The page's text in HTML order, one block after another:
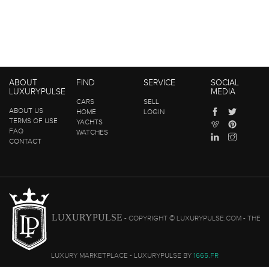
ABOUT
LUXURYPULSE
ABOUT US
TERMS OF USE
FAQ
CONTACT
FIND
CARS
HOME
YACHTS
WATCHES
SERVICE
SELL
LOGIN
SOCIAL
MEDIA
LUXURYPULSE - COPYRIGHT © LUXURYPULSE.COM - THE
LUXURY MARKETPLACE - LUXURYPULSE BY 1665.FR